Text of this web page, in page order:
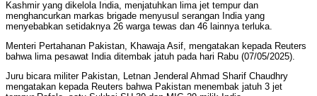
Kashmir yang dikelola India, menjatuhkan lima jet tempur dan
menghancurkan markas brigade menyusul serangan India yang
menyebabkan setidaknya 26 warga tewas dan 46 lainnya terluka.
Menteri Pertahanan Pakistan, Khawaja Asif, mengatakan kepada Reuters
bahwa lima pesawat India ditembak jatuh pada hari Rabu (07/05/2025).
Juru bicara militer Pakistan, Letnan Jenderal Ahmad Sharif Chaudhry
mengatakan kepada Reuters bahwa Pakistan menembak jatuh 3 jet